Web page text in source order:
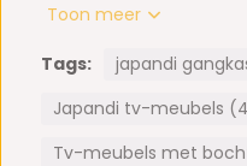
Gebruik de kast om je
mooie schaal op waar
Toon meer
Tags: japandi
Japandi tv-meubels
Tv-meubels met